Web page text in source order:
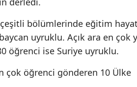
çeşitli bölümlerinde eğitim
uyruklu. Açık ara en
öğrenci ise Suriye uyruklu.
çok öğrenci gönderen 10 Ülke